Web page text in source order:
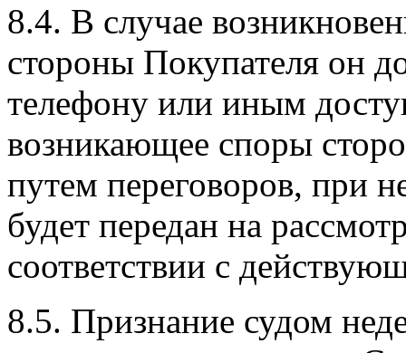
8.4. В случае
стороны Покупателя он
телефону или иным
возникающее споры
путем переговоров, при
будет передан на
соответствии с
8.5. Признание судом